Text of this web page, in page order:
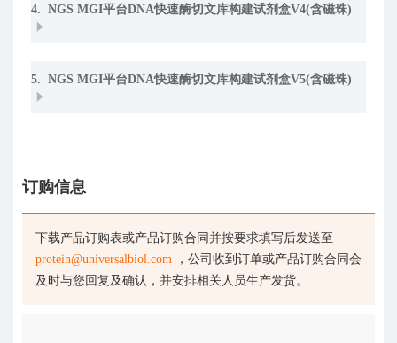
4. NGS MGI平台DNA快速酶切文库构建试剂盒V4(含磁珠)
5. NGS MGI平台DNA快速酶切文库构建试剂盒V5(含磁珠)
订购信息
下载产品订购表或产品订购合同并按要求填写后发送至
protein@universalbiol.com ，公司收到订单或产品订购合同会
及时与您回复及确认，并安排相关人员生产发货。